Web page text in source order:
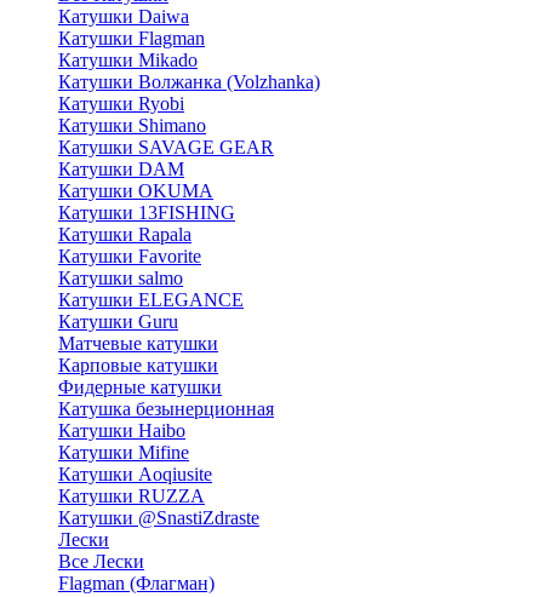
Катушки Daiwa
Катушки Flagman
Катушки Mikado
Катушки Волжанка (Volzhanka)
Катушки Ryobi
Катушки Shimano
Катушки SAVAGE GEAR
Катушки DAM
Катушки OKUMA
Катушки 13FISHING
Катушки Rapala
Катушки Favorite
Катушки salmo
Катушки ELEGANCE
Катушки Guru
Матчевые катушки
Карповые катушки
Фидерные катушки
Катушка безынерционная
Катушки Haibo
Катушки Mifine
Катушки Aoqiusite
Катушки RUZZA
Катушки @SnastiZdraste
Лески
Все Лески
Flagman (Флагман)